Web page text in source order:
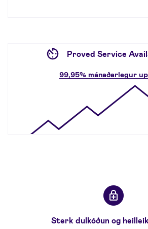
Proved Service
99,95% mánaðarlegur
Sterk dulkóðun og